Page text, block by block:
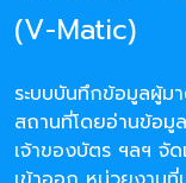
(V-Matic)
ระบบบันทึกข้อมูลผู้ม
สถานที่โดยอ่านข้อมู
เจ้าของบัตร ฯลฯ จั